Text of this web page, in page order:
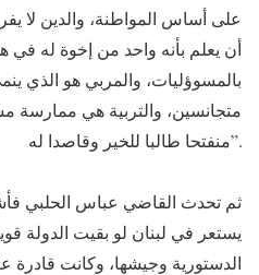
على أساس المواطنة، والدين لا
أن يعلم بأنه واحد من إخوة له في
بالمسوؤليات، والمربي هو الذي
متجانسين، والتربية هي ممارسة
منفتحا طالبا للخير وقاصدا له”.
ثم تحدث القاضي عباس الحلبي
يستعر في لبنان لو بقيت الدولة
الدستورية وجيشها، وكانت قادرة